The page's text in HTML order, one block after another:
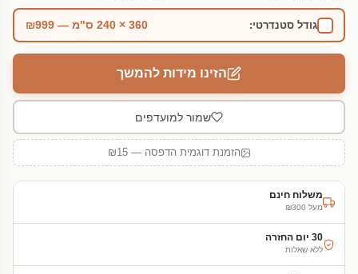
גודל סטנדרטי: 360 × 240 ס"מ — ₪999
הזינו מידות להמשך
שמור למועדפים
הזמנת דוגמית הדפסה — ₪15
משלוח חינם
מעל ₪300
30 יום החזרה
ללא שאלות